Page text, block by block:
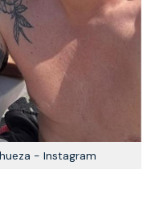
- Instagram